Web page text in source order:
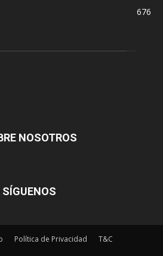
676
NOSOTROS
SÍGUENOS
Política de Privacidad T&C